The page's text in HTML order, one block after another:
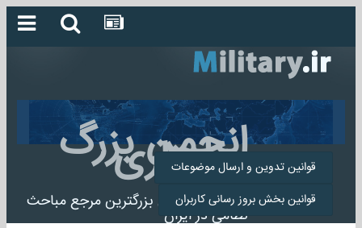
انجمن بزرگ
میلیتاری
انجمن میلیتاری بزرگترین مرجع مباحث
نظامی در ایران
قوانین تدوین و ارسال موضوعات
قوانین بخش بروز رسانی کاربران